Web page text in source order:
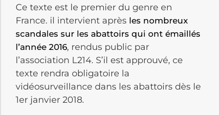
Ce texte est le premier du genre en
France. il intervient après les nombreux
scandales sur les abattoirs qui ont émaillés
l’année 2016, rendus public par
l’association L214. S’il est approuvé, ce
texte rendra obligatoire la
vidéosurveillance dans les abattoirs dès le
1er janvier 2018.